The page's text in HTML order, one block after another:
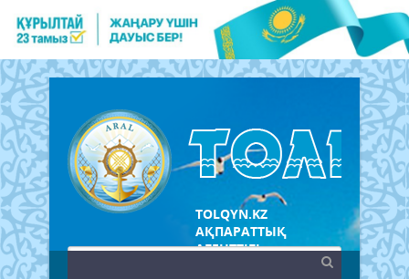
TOLQYN.KZ
АҚПАРАТТЫҚ
АГЕНТТІГІ